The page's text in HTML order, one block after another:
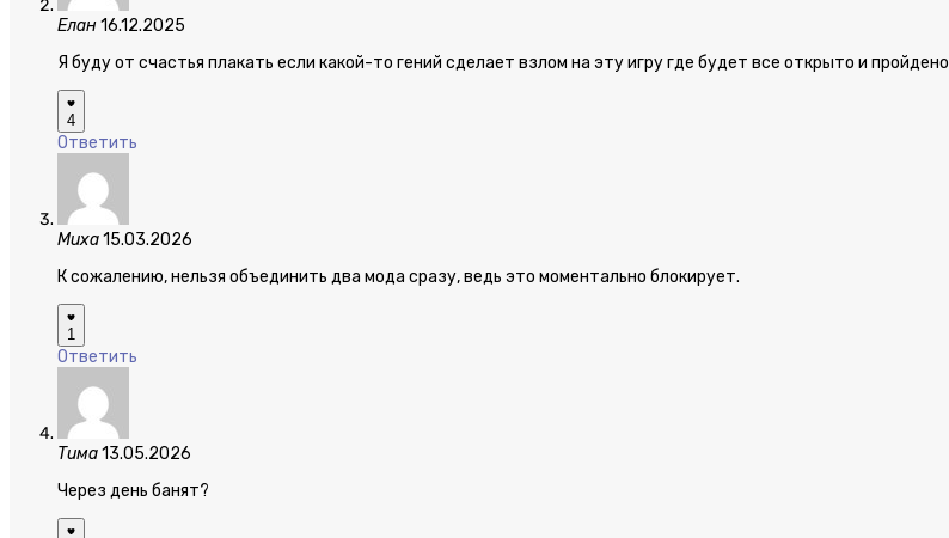
Елан16.12.2025
Я буду от счастья плакать если какой-то гений сделает взлом на эту игру где будет все открыто и пройдено
4
Ответить
Миха15.03.2026
К сожалению, нельзя объединить два мода сразу, ведь это моментально блокирует.
1
Ответить
Тима13.05.2026
Через день банят?